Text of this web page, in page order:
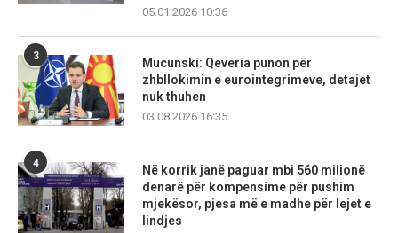
05.01.2026 10:36
3
Mucunski: Qeveria punon për
zhbllokimin e eurointegrimeve, detajet
nuk thuhen
03.08.2026 16:35
4
Në korrik janë paguar mbi 560 milionë
denarë për kompensime për pushim
mjekësor, pjesa më e madhe për lejet e
lindjes